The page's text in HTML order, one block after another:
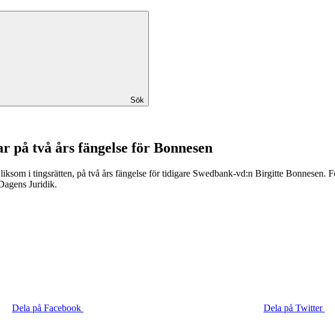
Sök
två års fängelse för Bonnesen
i tingsrätten, på två års fängelse för tidigare Swedbank-vd:n Birgitte Bonnesen.
Juridik.
Dela på Facebook Dela på Twitter